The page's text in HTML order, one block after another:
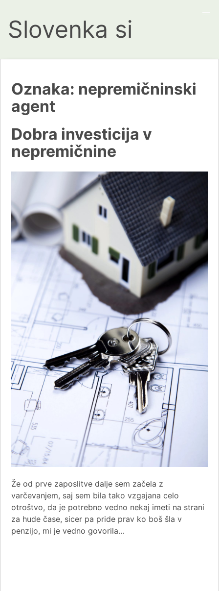
Slovenka si
Oznaka: nepremičninski
agent
Dobra investicija v
nepremičnine
Že od prve zaposlitve dalje sem začela z
varčevanjem, saj sem bila tako vzgajana celo
otroštvo, da je potrebno vedno nekaj imeti na strani
za hude čase, sicer pa pride prav ko boš šla v
penzijo, mi je vedno govorila…